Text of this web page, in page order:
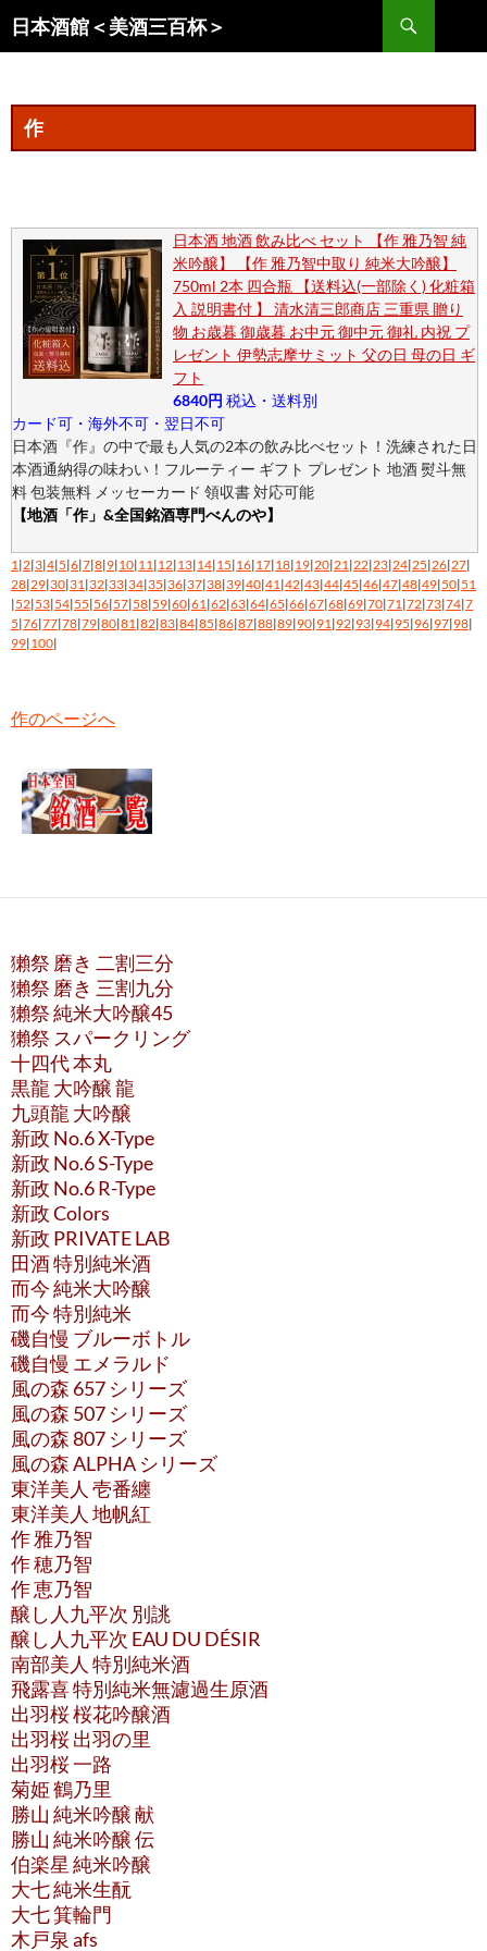
ン日本酒館＜美酒三百杯＞
索
作
日本酒 地酒 飲み比べ セット 【作 雅乃智 純
米吟醸】 【作 雅乃智中取り 純米大吟醸】
750ml 2本 四合瓶 【送料込(一部除く) 化粧箱
入 説明書付 】 清水清三郎商店 三重県 贈り
物 お歳暮 御歳暮 お中元 御中元 御礼 内祝 プ
レゼント 伊勢志摩サミット 父の日 母の日 ギ
フト
6840円 税込・送料別
カード可・海外不可・翌日不可
日本酒『作』の中で最も人気の2本の飲み比べセット！洗練された日
本酒通納得の味わい！フルーティー ギフト プレゼント 地酒 熨斗無
料 包装無料 メッセーカード 領収書 対応可能
【地酒「作」&全国銘酒専門べんのや】
1|2|3|4|5|6|7|8|9|10|11|12|13|14|15|16|17|18|19|20|21|22|23|24|25|26|27|
28|29|30|31|32|33|34|35|36|37|38|39|40|41|42|43|44|45|46|47|48|49|50|51
|52|53|54|55|56|57|58|59|60|61|62|63|64|65|66|67|68|69|70|71|72|73|74|7
5|76|77|78|79|80|81|82|83|84|85|86|87|88|89|90|91|92|93|94|95|96|97|98|
99|100|
作のページへ
獺祭 磨き 二割三分
獺祭 磨き 三割九分
獺祭 純米大吟醸45
獺祭 スパークリング
十四代 本丸
黒龍 大吟醸 龍
九頭龍 大吟醸
新政 No.6 X-Type
新政 No.6 S-Type
新政 No.6 R-Type
新政 Colors
新政 PRIVATE LAB
田酒 特別純米酒
而今 純米大吟醸
而今 特別純米
磯自慢 ブルーボトル
磯自慢 エメラルド
風の森 657 シリーズ
風の森 507 シリーズ
風の森 807 シリーズ
風の森 ALPHA シリーズ
東洋美人 壱番纏
東洋美人 地帆紅
作 雅乃智
作 穂乃智
作 恵乃智
醸し人九平次 別誂
醸し人九平次 EAU DU DÉSIR
南部美人 特別純米酒
飛露喜 特別純米無濾過生原酒
出羽桜 桜花吟醸酒
出羽桜 出羽の里
出羽桜 一路
菊姫 鶴乃里
勝山 純米吟醸 献
勝山 純米吟醸 伝
伯楽星 純米吟醸
大七 純米生酛
大七 箕輪門
木戸泉 afs